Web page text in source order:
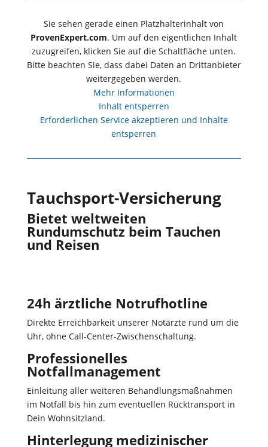
Sie sehen gerade einen Platzhalterinhalt von
ProvenExpert.com. Um auf den eigentlichen Inhalt
zuzugreifen, klicken Sie auf die Schaltfläche unten.
Bitte beachten Sie, dass dabei Daten an Drittanbieter
weitergegeben werden.
Mehr Informationen
Inhalt entsperren
Erforderlichen Service akzeptieren und Inhalte
entsperren
Tauchsport-Versicherung
Bietet weltweiten
Rundumschutz beim Tauchen
und Reisen
24h ärztliche Notrufhotline
Direkte Erreichbarkeit unserer Notärzte rund um die
Uhr, ohne Call-Center-Zwischenschaltung.
Professionelles
Notfallmanagement
Einleitung aller weiteren Behandlungsmaßnahmen
im Notfall bis hin zum eventuellen Rücktransport in
Dein Wohnsitzland.
Hinterlegung medizinischer